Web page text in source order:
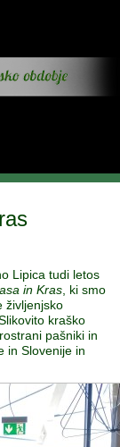
Lipica tudi letos
in Kras , ki smo
življenjsko
kraško
pašniki in
in Slovenije in